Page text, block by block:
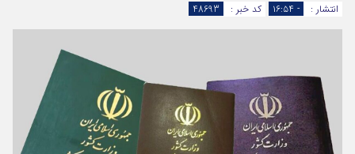
انتشار : - ۱۶:۵۴ کد خبر : 48693